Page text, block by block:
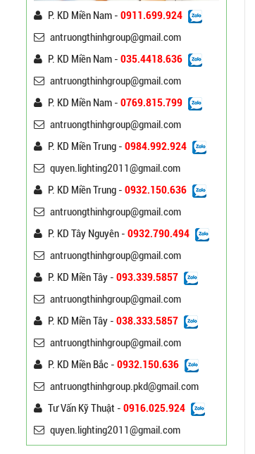
P. KD Miền Nam - 0911.699.924
antruongthinhgroup@gmail.com
P. KD Miền Nam - 035.4418.636
antruongthinhgroup@gmail.com
P. KD Miền Nam - 0769.815.799
antruongthinhgroup@gmail.com
P. KD Miền Trung - 0984.992.924
quyen.lighting2011@gmail.com
P. KD Miền Trung - 0932.150.636
antruongthinhgroup@gmail.com
P. KD Tây Nguyên - 0932.790.494
antruongthinhgroup@gmail.com
P. KD Miền Tây - 093.339.5857
antruongthinhgroup@gmail.com
P. KD Miền Tây - 038.333.5857
antruongthinhgroup@gmail.com
P. KD Miền Bắc - 0932.150.636
antruongthinhgroup.pkd@gmail.com
Tư Vấn Kỹ Thuật - 0916.025.924
quyen.lighting2011@gmail.com
Trụ Đèn Chiếu Sáng Cao
Áp Tròn Côn Cần Đôi Kiểu
K212
Liên hệ
Đèn Đường Led Cao Áp
Philips 100W, 150W,
120W ATT
Liên hệ
Đèn Đường Led Chiếu
Sáng 100W 150W Philips
Đèn Led Đường Phố OEM
Philips, Cree 60w 80w
Liên hệ
Bảng Điện Cửa Trụ Đèn
Chiếu Sáng, Trụ Đèn Cao
Đèn Đường Led ATT-
Lượng Mặt Trời
Liên hệ